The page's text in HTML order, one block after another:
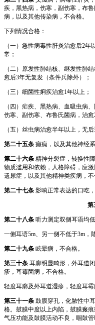
疾，黑热病，伤寒，副伤寒，布
病，以及其他传染病，不合格。
下列情况合格：
（一）急性病毒性肝炎治愈后2
常；
（二）原发性肺结核、继发性肺
愈后3年无复发（条件兵除外）；
（三）细菌性痢疾治愈1年以上；
（四）疟疾、黑热病、血吸虫病
伤寒、副伤寒、布鲁氏菌病，治愈
（五）丝虫病治愈半年以上，无后
第二十五条 癫痫，以及其他神经
第二十六条 精神分裂症，转换性
物质滥用和依赖，人格障碍，应
遗尿症，以及其他精神类疾病，不
第二十七条 影响正常表达的口吃，
第
第二十八条 听力测定双侧耳语均低
一侧耳语5m、另一侧不低于3m，
第二十九条 眩晕病，不合格。
第三十条 耳廓明显畸形，外耳道
疹，耳霉菌病，不合格。
轻度耳廓及外耳道湿疹，轻度耳霉
第三十一条 鼓膜穿孔，化脓性中
格。鼓膜中度以上内陷，鼓膜瘢
气压功能及鼓膜活动不良，咽鼓